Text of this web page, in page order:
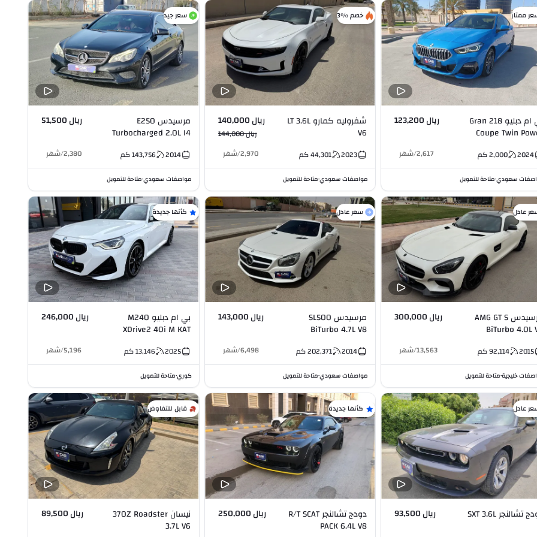
ممتاز
بي ام دبليو 218 Gran
Coupe Twin
ريال 123,200
2024
2,000كم 2,617
/شهر
سعودي•متاحة للتمويل
خصم %3
شفروليه كمارو LT 3.6L
V6
ريال 140,000
ريال 144,000
2023
44,301كم 2,970
/شهر
مواصفات سعودي•متاحة للتمويل
سعر جيد
مرسيدس E250
Turbocharged 2.0L I4
ريال 51,500
2014
143,756كم 2,380
/شهر
مواصفات سعودي•متاحة للتمويل
عادل
مرسيدس AMG GT S
BiTurbo
ريال 300,000
2015
92,114كم 13,563
/شهر
خليجية•متاحة للتمويل
سعر عادل
مرسيدس SL500
BiTurbo 4.7L V8
ريال 143,000
2014
202,371كم 6,498
/شهر
مواصفات سعودي•متاحة للتمويل
كأنها جديدة
بي ام دبليو M240
XDrive2 40i M KAT
ريال 246,000
2025
13,146كم 5,196
/شهر
كوري•متاحة للتمويل
عادل
دودج تشالنجر SXT 3.6L ريال 93,500
كأنها جديدة
دودج تشالنجر R/T SCAT
PACK 6.4L V8
ريال 250,000
قابل للتفاوض
نيسان 370Z Roadster
3.7L V6
ريال 89,500